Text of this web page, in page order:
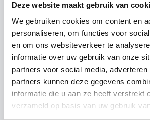
Deze website maakt gebruik van
We gebruiken cookies om content en
personaliseren, om functies voor
en om ons websiteverkeer te
informatie over uw gebruik van onze
partners voor social media,
partners kunnen deze gegevens
informatie die u aan ze heeft verstrekt
verzameld op basis van uw gebruik
woonkamerprecies zoals jij het
Creatief met kleine accenten
Wil je liever een speels effect?
een wanddecoratie met diverse
vierkantjesnaast elkaar. Ook het
vierkante spiegeltjesof
een rasterpatroon is een
nu kiest voor één groot vlak of